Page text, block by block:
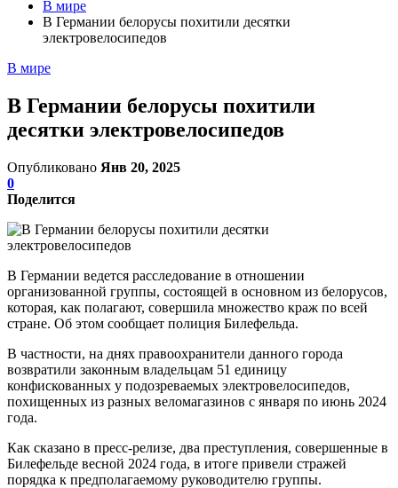
В мире
В Германии белорусы похитили десятки
электровелосипедов
В мире
В Германии белорусы похитили
десятки электровелосипедов
Опубликовано Янв 20, 2025
0
Поделится
В Германии ведется расследование в отношении
организованной группы, состоящей в основном из белорусов,
которая, как полагают, совершила множество краж по всей
стране. Об этом сообщает полиция Билефельда.
В частности, на днях правоохранители данного города
возвратили законным владельцам 51 единицу
конфискованных у подозреваемых электровелосипедов,
похищенных из разных веломагазинов с января по июнь 2024
года.
Как сказано в пресс-релизе, два преступления, совершенные в
Билефельде весной 2024 года, в итоге привели стражей
порядка к предполагаемому руководителю группы.